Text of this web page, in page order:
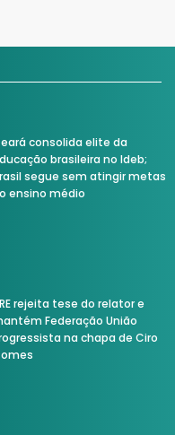
consolida elite da
brasileira no Ideb;
segue sem atingir metas
ensino médio
rejeita tese do relator e
Federação União
na chapa de Ciro